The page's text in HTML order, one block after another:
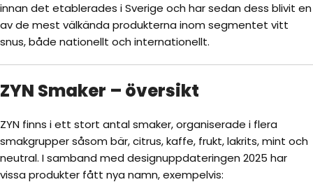
innan det etablerades i Sverige och har sedan dess blivit en
av de mest välkända produkterna inom segmentet vitt
snus, både nationellt och internationellt.
ZYN Smaker – översikt
ZYN finns i ett stort antal smaker, organiserade i flera
smakgrupper såsom bär, citrus, kaffe, frukt, lakrits, mint och
neutral. I samband med designuppdateringen 2025 har
vissa produkter fått nya namn, exempelvis: